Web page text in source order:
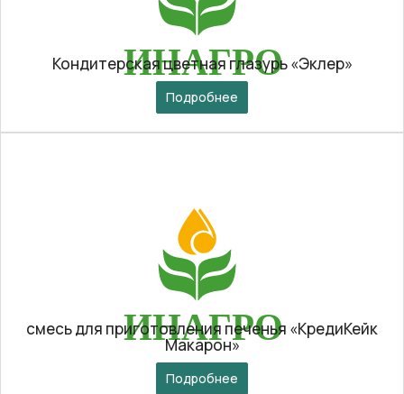
Кондитерская цветная глазурь «Эклер»
Подробнее
смесь для приготовления печенья «КредиКейк
Макарон»
Подробнее